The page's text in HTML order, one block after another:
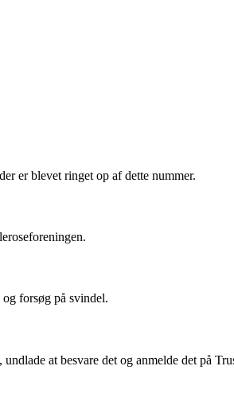
er blevet ringet op af dette nummer.
forsøg på svindel.
at besvare det og anmelde det på